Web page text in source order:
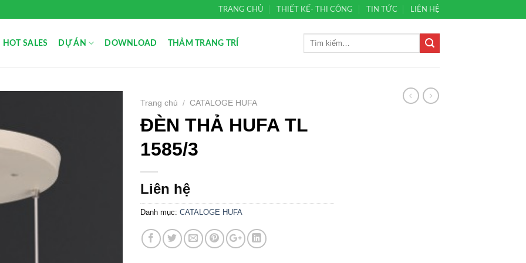
TRANG CHỦ THIẾT KẾ- THI CÔNG TIN TỨC LIÊN HỆ
HOT SALES DỰ ÁN DOWNLOAD THẢM TRANG TRÍ
Trang chủ / CATALOGE HUFA
ĐÈN THẢ HUFA TL
1585/3
Liên hệ
Danh mục: CATALOGE HUFA